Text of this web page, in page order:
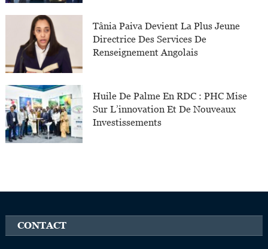
Tânia Paiva Devient La Plus Jeune
Directrice Des Services De
Renseignement Angolais
Huile De Palme En RDC : PHC Mise
Sur L’innovation Et De Nouveaux
Investissements
CONTACT